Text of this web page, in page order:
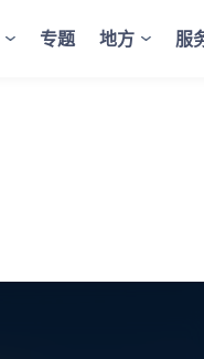
专题 地方 服